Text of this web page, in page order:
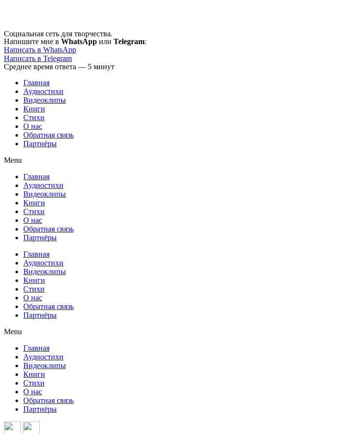
Социальная сеть для творчества.
Напишите мне в WhatsApp или Telegram:
Написать в WhatsApp
Написать в Telegram
Среднее время ответа — 5 минут
Главная
Аудиостихи
Видеоклипы
Книги
Стихи
О нас
Обратная связь
Партнёры
Menu
Главная
Аудиостихи
Видеоклипы
Книги
Стихи
О нас
Обратная связь
Партнёры
Главная
Аудиостихи
Видеоклипы
Книги
Стихи
О нас
Обратная связь
Партнёры
Menu
Главная
Аудиостихи
Видеоклипы
Книги
Стихи
О нас
Обратная связь
Партнёры